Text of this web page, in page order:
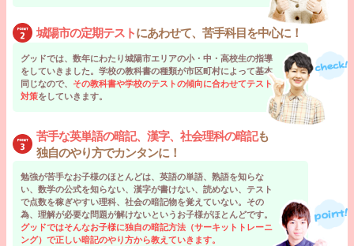
城陽市の定期テストにあわせて、苦手科目を中心に！
グッドでは、数年にわたり城陽市エリアの小・中・高校生の指導
をしていきました。学校の教科書の種類が市区町村によって基本
同じなので、 その教科書や学校のテストの傾向に合わせてテスト
対策をしていきます。
苦手な英単語の暗記、漢字、社会理科の暗記も
独自のやり方でカンタンに！
勉強が苦手なお子様のほとんどは、英語の単語、熟語を知らな
い、数学の公式を知らない、漢字が書けない、読めない、テスト
で点数を稼ぎやすい理科、社会の暗記物を覚えていない。その
為、理解が必要な問題が解けないというお子様がほとんどです。
グッドではそんなお子様に独自の暗記方法（サーキットトレーニ
ング）で正しい暗記のやり方から教えていきます。